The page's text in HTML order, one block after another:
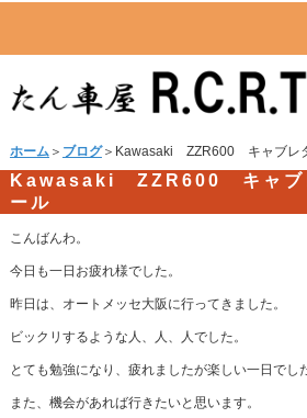
ホーム ＞ ブログ＞Kawasaki ZZR600 キャブレ
Kawasaki ZZR600 キャブ
ール
こんばんわ。
今日も一日お疲れ様でした。
昨日は、オートメッセ大阪に行ってきました。
ビックリするような人、人、人でした。
とても勉強になり、疲れましたが楽しい一日でし
また、機会があれば行きたいと思います。